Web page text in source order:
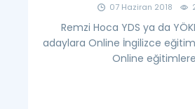
07 Haziran 2018
Remzi Hoca YDS ya da
adaylara Online İngilizce
Online